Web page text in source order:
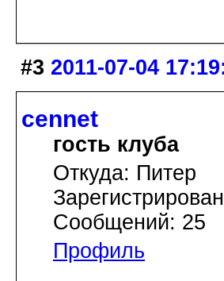
#3 2011-07-04
cennet
гость клуба
Откуда: Питер
Сообщений: 25
Профиль